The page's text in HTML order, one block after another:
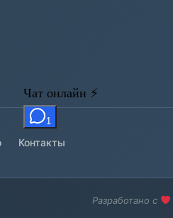
Контакты
Разработано с